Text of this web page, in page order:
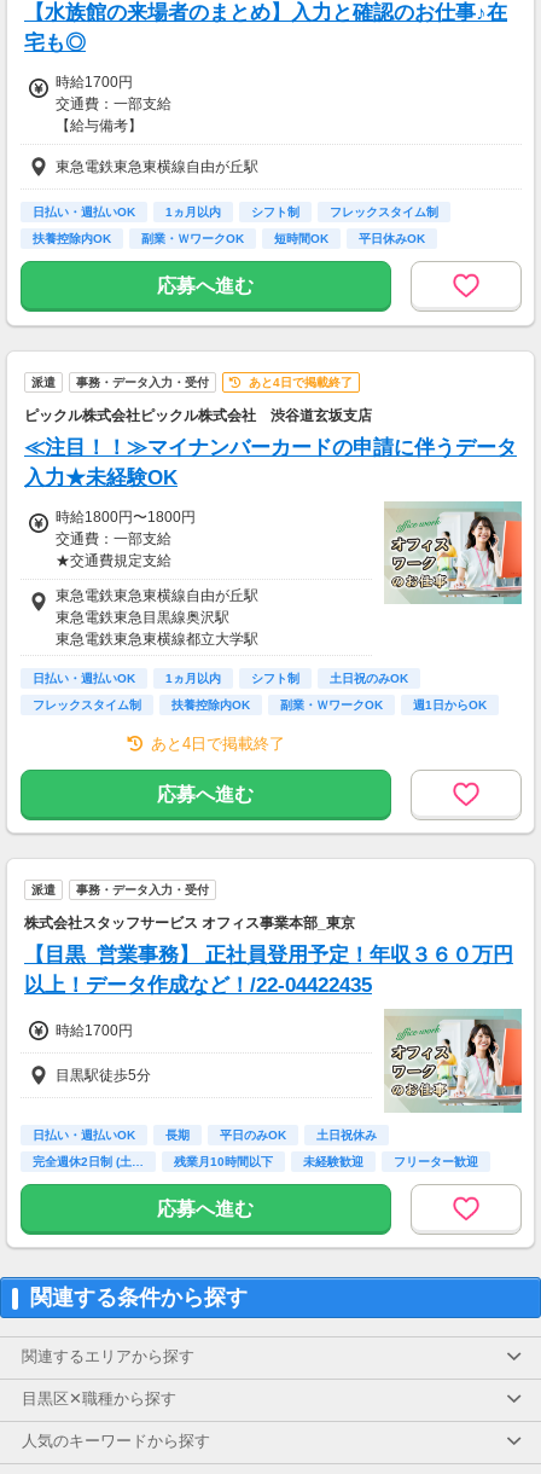
スマホからすぐ登録できるので
履歴書不要＆来社不要♪
お気軽にお問い合わせください。
※＊※＊※＊※＊※＊※＊※＊※＊※＊※＊
【水族館の来場者のまとめ】入力と確認のお仕事♪在
宅も◎
時給1700円
交通費：一部支給
【給与備考】
■昇給あり
■日払い・週払い・先払いもOK
■充実の研修あり◎
座学1ヵ月（もちろん給与は同じ）を含む、
”超”丁寧な研修を行っています！
一切ありません。
ご安心くださいね！
毎月季節のイベントがたくさん。
急な出費でお財布がピンチ！！
即払い・週払い制度があるので安心♪
【交通費備考】
※規定あり
東急電鉄東急東横線自由が丘駅
日払い・週払いOK 1ヵ月以内 シフト制
フレックスタイム制
扶養控除内OK
副業・ＷワークOK 短時間OK
平日休みOK
完全週休2日制 (土…
応募へ進む
派遣 事務・データ入力・受付 あと4日で掲載終了
ピックル株式会社ピックル株式会社 渋谷道玄坂支店
≪注目！！≫マイナンバーカードの申請に伴うデータ
入力★未経験OK
時給1800円〜1800円
交通費：一部支給
★交通費規定支給
＼ 日収例♪ ／
￣￣￣￣￣￣￣￣
▼1日8hのフルタイムの場合
時給1800円×1日8h
＝日収1万4400円
＼ 月収例♪ ／
￣￣￣￣￣￣￣￣
日収1万4400円×月22日
＝月収31万6800円
※上記目安金額となります。
◎
「スキマ時間でサクッと稼ぎたい」
「レギュラー勤務で安定収入を得たい」
という方も大歓迎です！！
東急電鉄東急東横線自由が丘駅
東急電鉄東急目黒線奥沢駅
東急電鉄東急東横線都立大学駅
日払い・週払いOK 1ヵ月以内 シフト制
土日祝のみOK
フレックスタイム制
扶養控除内OK 副業・ＷワークOK
週1日からOK
あと4日で掲載終了
応募へ進む
派遣 事務・データ入力・受付
株式会社スタッフサービス オフィス事業本部_東京
【目黒_営業事務】 正社員登用予定！年収３６０万円
以上！データ作成など！/22-04422435
時給1700円
目黒駅徒歩5分
日払い・週払いOK 長期 平日のみOK
土日祝休み
完全週休2日制 (土…
残業月10時間以下 未経験歓迎
フリーター歓迎
学歴不問
応募へ進む
関連する条件から探す
関連するエリアから探す
目黒区✕職種から探す
人気のキーワードから探す